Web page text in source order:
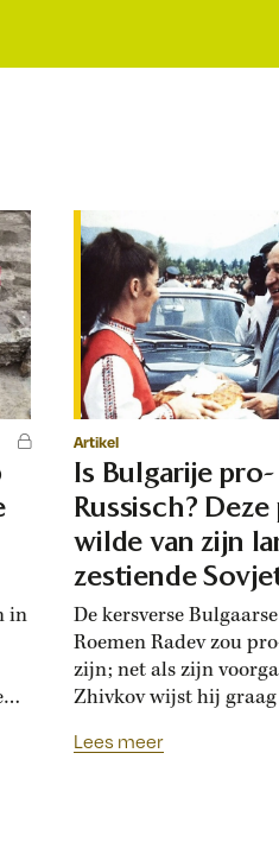
in
Artikel
Is Bulgarije pro-
Russisch?
wilde van zijn
zestiende
maken
De kersverse
Roemen Radev zou
zijn; net als zijn
Zhivkov wijst hij
1878. Die vroegere
Lees meer